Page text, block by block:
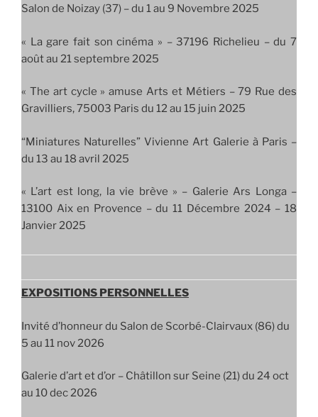
Salon de Noizay (37) – du 1 au 9 Novembre 2025
« La gare fait son cinéma » – 37196 Richelieu – du 7
août au 21 septembre 2025
« The art cycle » amuse Arts et Métiers – 79 Rue des
Gravilliers, 75003 Paris du 12 au 15 juin 2025
“Miniatures Naturelles” Vivienne Art Galerie à Paris –
du 13 au 18 avril 2025
« L’art est long, la vie brève » – Galerie Ars Longa –
13100 Aix en Provence – du 11 Décembre 2024 – 18
Janvier 2025
EXPOSITIONS PERSONNELLES
Invité d’honneur du Salon de Scorbé-Clairvaux (86) du
5 au 11 nov 2026
Galerie d’art et d’or – Châtillon sur Seine (21) du 24 oct
au 10 dec 2026